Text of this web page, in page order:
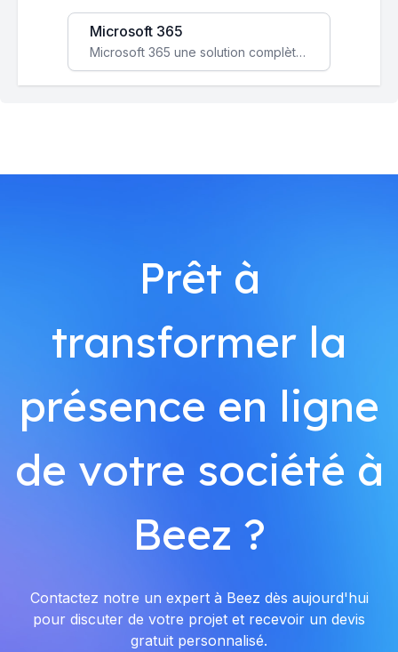
Microsoft 365
Microsoft 365 une solution complète qui booste votre productivité, renforce la sécurité de vos données et facilite la collaboration.
Prêt à
transformer la
présence en ligne
de votre société à
Beez ?
Contactez notre un expert à Beez dès aujourd'hui
pour discuter de votre projet et recevoir un devis
gratuit personnalisé.